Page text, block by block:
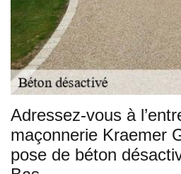
Adressez-vous à
maçonnerie Kraemer
pose de béton